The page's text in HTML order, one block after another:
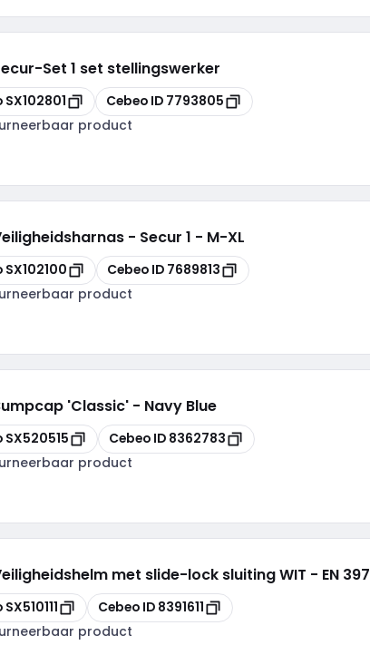
Set 1 set stellingswerker
SX102801 Kopiëren
Cebeo ID 7793805
product
- Secur 1 - M-XL
SX102100 Kopiëren
Cebeo ID 7689813
product
'Classic' - Navy Blue
SX520515 Kopiëren
Cebeo ID 8362783
product
met slide-lock sluiting WIT - EN 397
SX510111 Kopiëren
Cebeo ID 8391611
product